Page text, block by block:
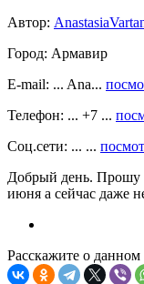
Автор:
Город: Армавир
E-mail: ... Ana...
Телефон: ... +7 ...
Соц.сети: ... ...
Добрый день. Прошу
июня а сейчас даже
Расскажите о данном